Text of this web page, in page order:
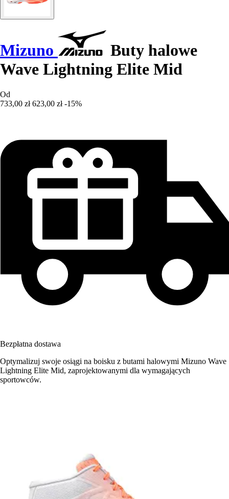
Mizuno
Buty halowe
Wave Lightning Elite Mid
Od
733,00 zł 623,00 zł -15%
Bezpłatna dostawa
Optymalizuj swoje osiągi na boisku z butami halowymi Mizuno Wave
Lightning Elite Mid, zaprojektowanymi dla wymagających
sportowców.